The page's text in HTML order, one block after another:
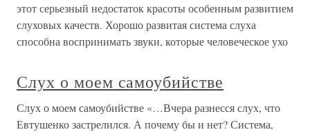
этот серьезный недостаток красоты особенным развитием
слуховых качеств. Хорошо развитая система слуха
способна воспринимать звуки, которые человеческое ухо
Слух о моем самоубийстве
Слух о моем самоубийстве «…Вчера разнесся слух, что
Евтушенко застрелился. А почему бы и нет? Система,